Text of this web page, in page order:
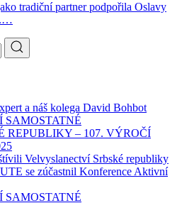
tradiční partner podpořila Oslavy
a náš kolega David Bohbot
SAMOSTATNÉ
REPUBLIKY – 107. VÝROČÍ
Velvyslanectví Srbské republiky
se zúčastnil Konference Aktivní
SAMOSTATNÉ